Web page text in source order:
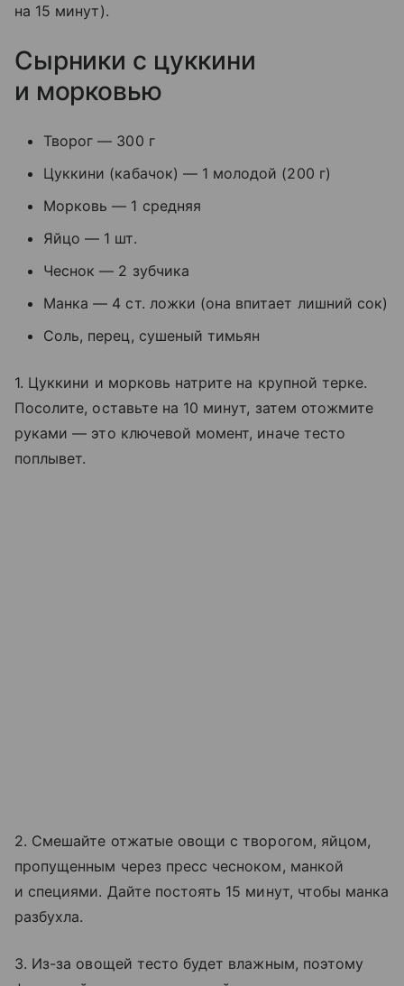
на 15 минут).
Сырники с цуккини
и морковью
Творог — 300 г
Цуккини (кабачок) — 1 молодой (200 г)
Морковь — 1 средняя
Яйцо — 1 шт.
Чеснок — 2 зубчика
Манка — 4 ст. ложки (она впитает лишний сок)
Соль, перец, сушеный тимьян
1. Цуккини и морковь натрите на крупной терке.
Посолите, оставьте на 10 минут, затем отожмите
руками — это ключевой момент, иначе тесто
поплывет.
2. Смешайте отжатые овощи с творогом, яйцом,
пропущенным через пресс чесноком, манкой
и специями. Дайте постоять 15 минут, чтобы манка
разбухла.
3. Из-за овощей тесто будет влажным, поэтому